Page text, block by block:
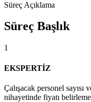
Süreç Açıklama
Süreç Başlık
1
EKSPERTİZ
Çalışacak personel sayısı
nihayetinde fiyatı